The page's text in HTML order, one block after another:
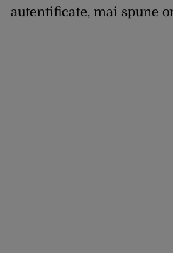
autentificate, mai spune